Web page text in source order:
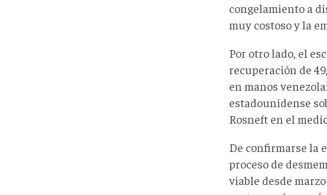
congelamiento a
muy costoso y la
Por otro lado, el
recuperación de
en manos
estadounidense
Rosneft en el
De confirmarse la
proceso de
viable desde